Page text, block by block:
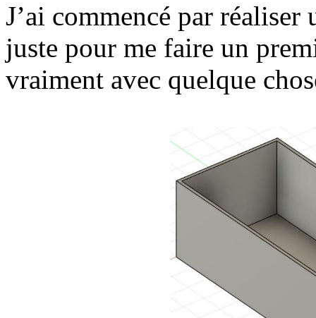
J’ai commencé par
juste pour me faire un
vraiment avec quelque